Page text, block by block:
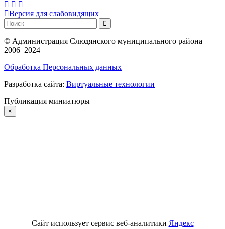
Версия для слабовидящих
© Администрация Слюдянского муниципального района
2006–2024
Обработка Персональных данных
Разработка сайта: Виртуальные технологии
Публикация миниатюры
×
Сайт использует сервис веб-аналитики Яндекс